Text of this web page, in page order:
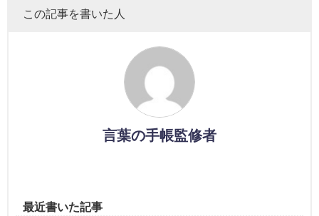
この記事を書いた人
言葉の手帳監修者
最近書いた記事